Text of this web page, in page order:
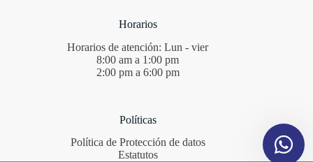
Horarios
Horarios de atención: Lun - vier
8:00 am a 1:00 pm
2:00 pm a 6:00 pm
Políticas
Política de Protección de datos
Estatutos